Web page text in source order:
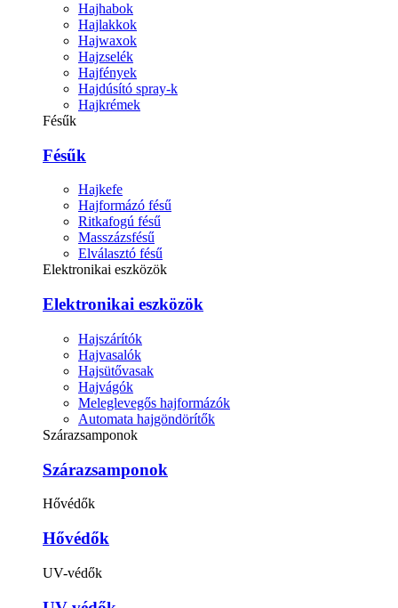
Hajhabok
Hajlakkok
Hajwaxok
Hajzselék
Hajfények
Hajdúsító spray-k
Hajkrémek
Fésűk
Fésűk
Hajkefe
Hajformázó fésű
Ritkafogú fésű
Masszázsfésű
Elválasztó fésű
Elektronikai eszközök
Elektronikai eszközök
Hajszárítók
Hajvasalók
Hajsütővasak
Hajvágók
Meleglevegős hajformázók
Automata hajgöndörítők
Szárazsamponok
Szárazsamponok
Hővédők
Hővédők
UV-védők